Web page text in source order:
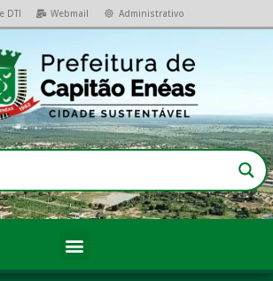
DTI Webmail Administrativo